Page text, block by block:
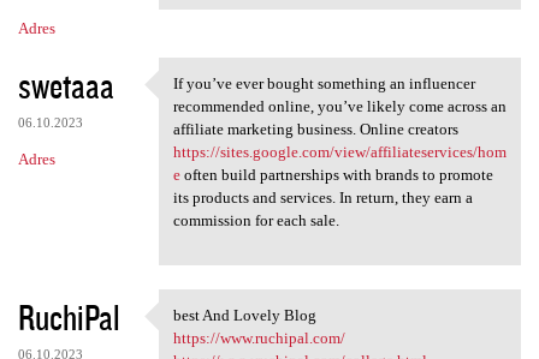
Adres
swetaaa
06.10.2023
Adres
If you’ve ever bought
If you’ve ever bought something an influencer
recommended online, you’ve likely come across an
affiliate marketing business. Online creators
https://sites.google.com/view/affiliateservices/hom
eoften build partnerships with brands to promote
its products and services. In return, they earn a
commission for each sale.
RuchiPal
06.10.2023
best And Lovely Blog
best And Lovely Blog
https://www.ruchipal.com/